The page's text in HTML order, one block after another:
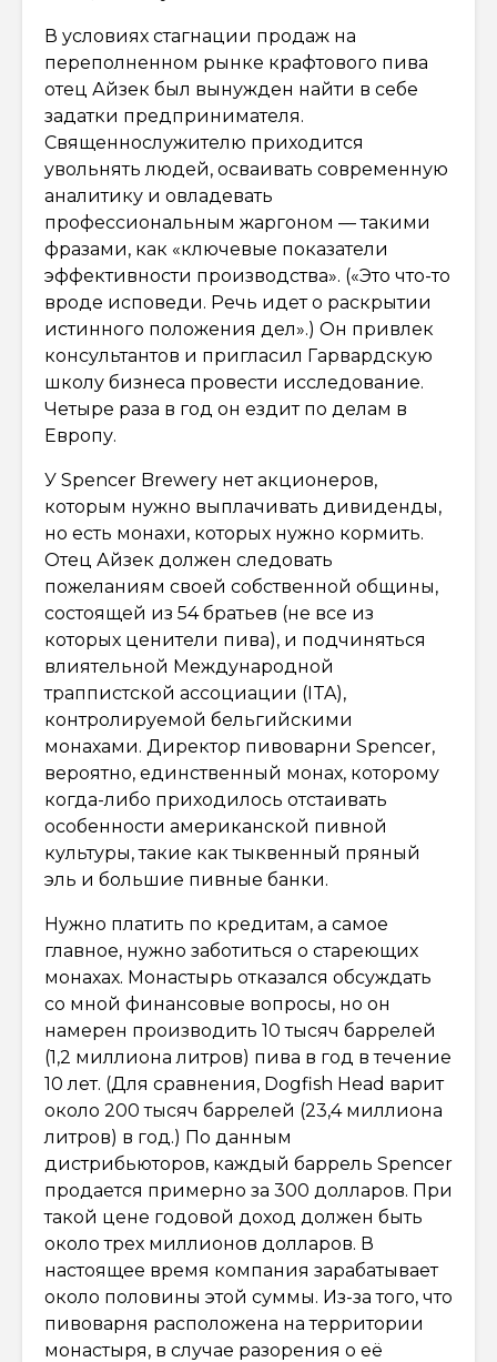
В условиях стагнации продаж на
переполненном рынке крафтового пива
отец Айзек был вынужден найти в себе
задатки предпринимателя.
Священнослужителю приходится
увольнять людей, осваивать современную
аналитику и овладевать
профессиональным жаргоном — такими
фразами, как «ключевые показатели
эффективности производства». («Это что-то
вроде исповеди. Речь идет о раскрытии
истинного положения дел».) Он привлек
консультантов и пригласил Гарвардскую
школу бизнеса провести исследование.
Четыре раза в год он ездит по делам в
Европу.
У Spencer Brewery нет акционеров,
которым нужно выплачивать дивиденды,
но есть монахи, которых нужно кормить.
Отец Айзек должен следовать
пожеланиям своей собственной общины,
состоящей из 54 братьев (не все из
которых ценители пива), и подчиняться
влиятельной Международной
траппистской ассоциации (ITA),
контролируемой бельгийскими
монахами. Директор пивоварни Spencer,
вероятно, единственный монах, которому
когда-либо приходилось отстаивать
особенности американской пивной
культуры, такие как тыквенный пряный
эль и большие пивные банки.
Нужно платить по кредитам, а самое
главное, нужно заботиться о стареющих
монахах. Монастырь отказался обсуждать
со мной финансовые вопросы, но он
намерен производить 10 тысяч баррелей
(1,2 миллиона литров) пива в год в течение
10 лет. (Для сравнения, Dogfish Head варит
около 200 тысяч баррелей (23,4 миллиона
литров) в год.) По данным
дистрибьюторов, каждый баррель Spencer
продается примерно за 300 долларов. При
такой цене годовой доход должен быть
около трех миллионов долларов. В
настоящее время компания зарабатывает
около половины этой суммы. Из-за того, что
пивоварня расположена на территории
монастыря, в случае разорения о её